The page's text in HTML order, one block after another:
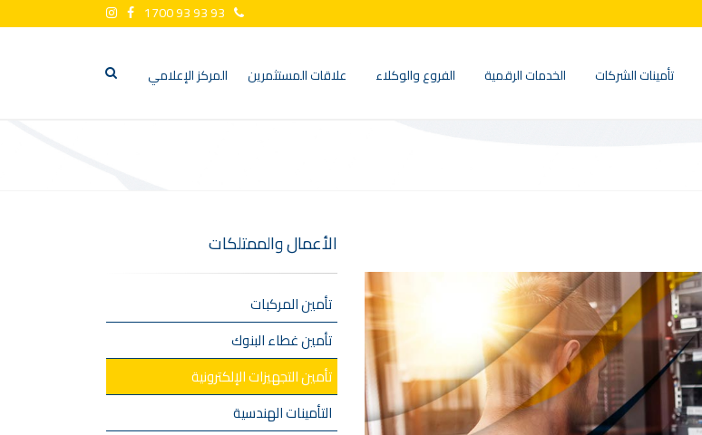
1700 93 93 93
تأمينات الشركات الخدمات الرقمية الفروع والوكلاء علاقات المستثمرين المركز الإعلامي
الأعمال والممتلكات
تأمين المركبات
تأمين غطاء البنوك
تأمين التجهيزات الإلكترونية
التأمينات الهندسية